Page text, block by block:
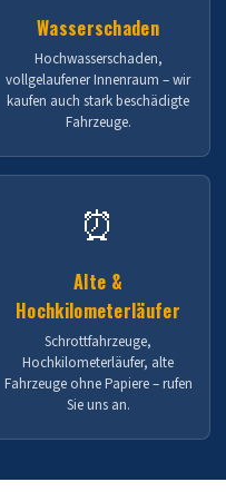
Wasserschaden
Hochwasserschaden,
vollgelaufener Innenraum – wir
kaufen auch stark beschädigte
Fahrzeuge.
⏰
Alte &
Hochkilometerläufer
Schrottfahrzeuge,
Hochkilometerläufer, alte
Fahrzeuge ohne Papiere – rufen
Sie uns an.